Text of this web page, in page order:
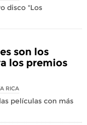
disco "Los
son los
los premios
RICA
películas con más